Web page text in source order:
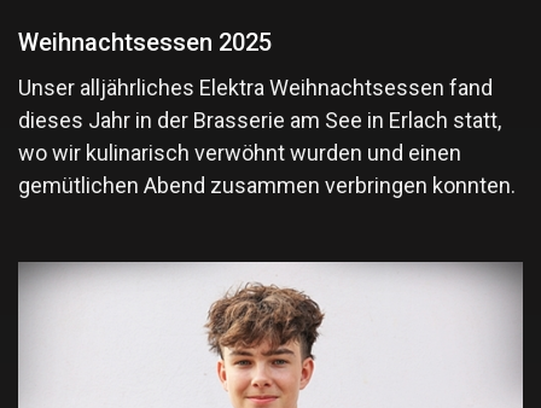
Weihnachtsessen 2025
Unser alljährliches Elektra Weihnachtsessen fand
dieses Jahr in der Brasserie am See in Erlach statt,
wo wir kulinarisch verwöhnt wurden und einen
gemütlichen Abend zusammen verbringen konnten.